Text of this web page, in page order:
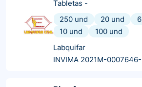
Tabletas -
250 und
20 und
10 und
100 und
Labquifar
INVIMA 2021M-0007646-